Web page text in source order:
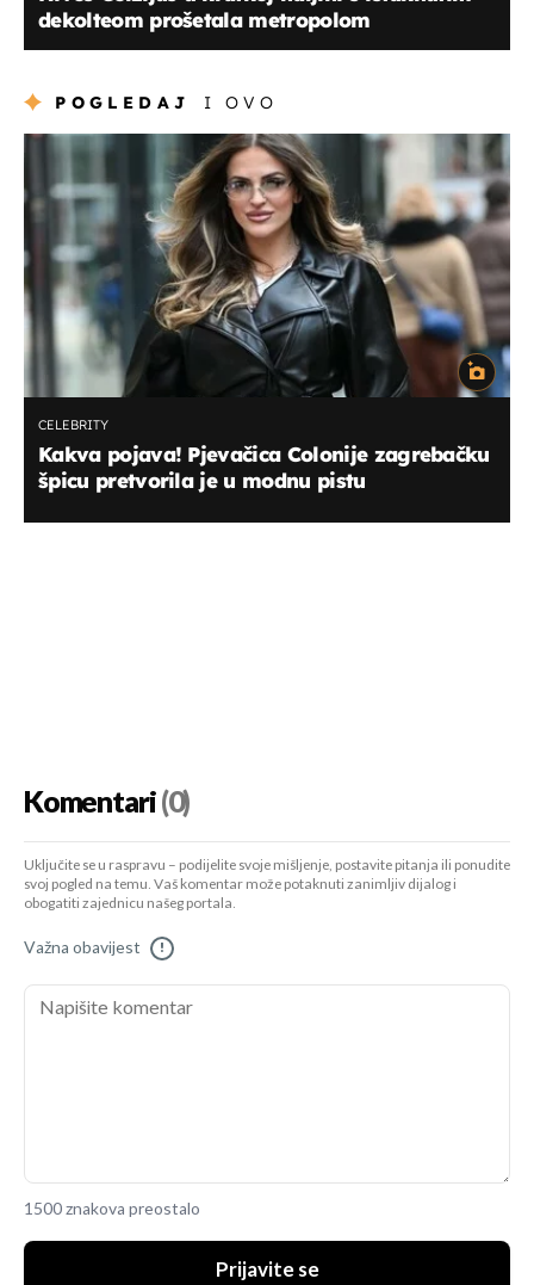
dekolteom prošetala metropolom
POGLEDAJ I OVO
CELEBRITY
Kakva pojava! Pjevačica Colonije zagrebačku
špicu pretvorila je u modnu pistu
Komentari(0)
Uključite se u raspravu – podijelite svoje mišljenje, postavite pitanja ili ponudite
svoj pogled na temu. Vaš komentar može potaknuti zanimljiv dijalog i
obogatiti zajednicu našeg portala.
Važna obavijest !
1500 znakova preostalo
Prijavite se